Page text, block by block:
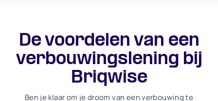
De voordelen van een
verbouwingslening bij
Briqwise
Ben je klaar om je droom van een verbouwing te